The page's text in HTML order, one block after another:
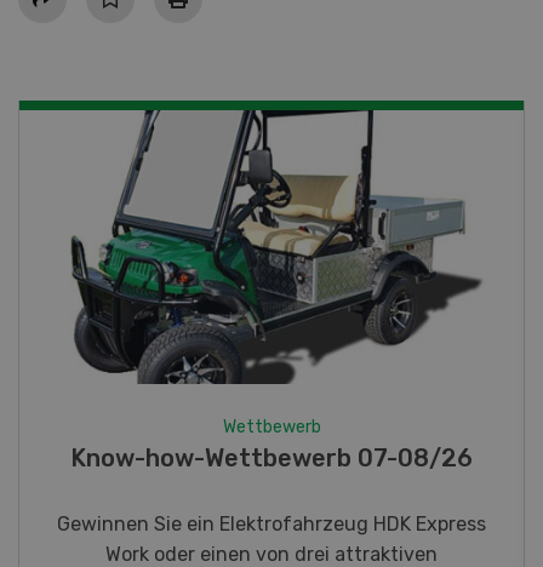
Fotorätsel 07-08/26
Gewinnen Sie eines von fünf LANDI
Taschenmessern